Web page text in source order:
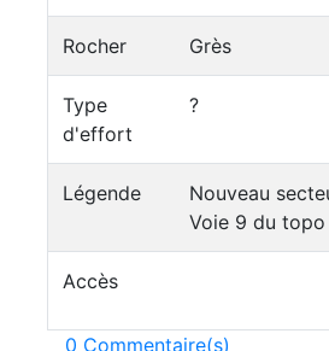
Rocher Grès
Type
d'effort
?
Légende
Nouveau
Voie 9 du
Accès
0 Commentaire(s)